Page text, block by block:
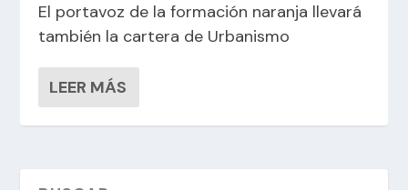
El portavoz de la formación naranja llevará
también la cartera de Urbanismo
LEER MÁS